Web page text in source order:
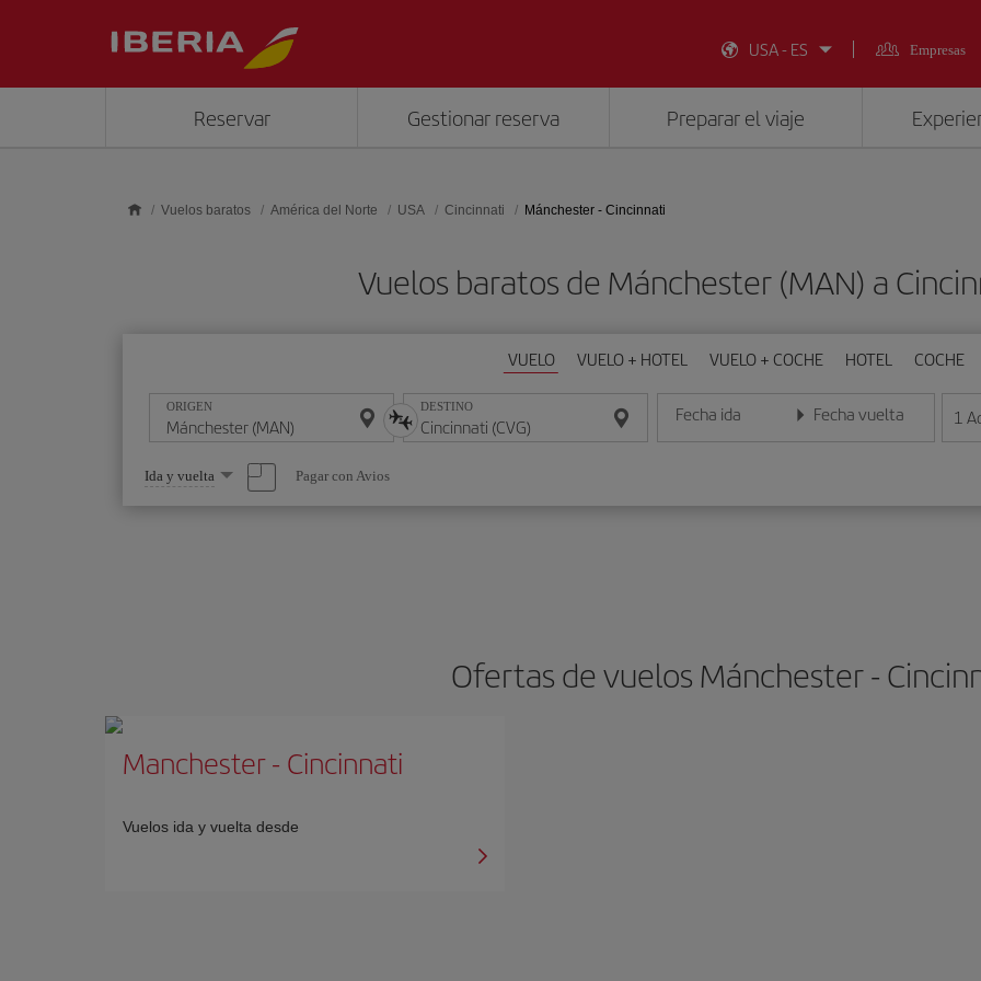
USA - ES
Empresas
Reservar Gestionar reserva Preparar el viaje
Vuelos baratos América del Norte USA Cincinnati Mánchester - Cincinnati
Vuelos baratos de Mánchester (MAN) a
VUELO VUELO + HOTEL VUELO + COCHE HOTEL COCHE
ORIGEN DESTINO Fecha ida
Introduce la fecha en formato día/mes/año
Fecha vuelta
Introduce la fecha en 1
Seleccione
una
opción
Ida y vuelta Pagar con Avios
Ofertas de vuelos Mánchester -
Manchester- Cincinnati
Vuelos ida y vuelta desde